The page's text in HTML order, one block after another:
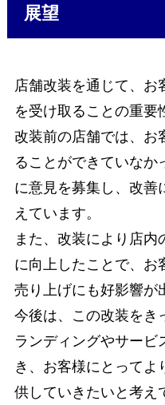
展望
店舗改装を通じて、お
を受け取ることの重要
改装前の店舗では、お
ることができていなか
に意見を募集し、改善
えています。
また、改装により店内
に向上したことで、お
売り上げにも好影響が
今後は、この改装をき
ランディングやサービ
き、お客様にとってよ
供していきたいと考え